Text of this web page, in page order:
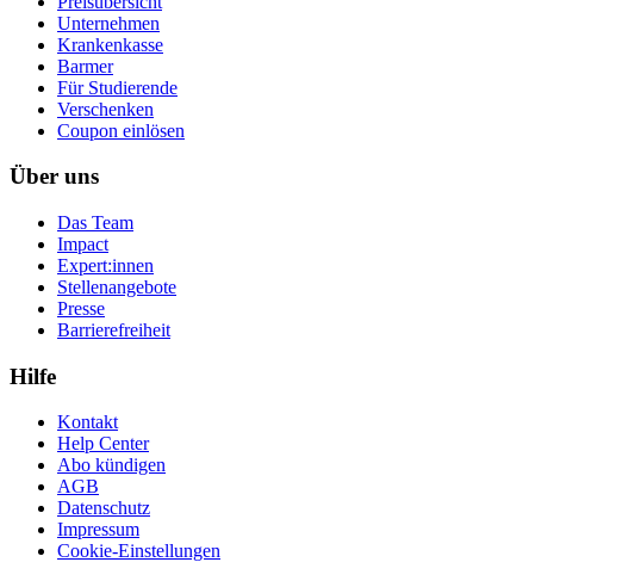
Unternehmen
Krankenkasse
Barmer
Für Studierende
Ver­schen­ken
Coupon einlösen
Über uns
Das Team
Impact
Expert:innen
Stellenangebote
Presse
Barrierefreiheit
Hilfe
Kontakt
Help Center
Abo kündigen
AGB
Datenschutz
Impressum
Cookie-Einstellungen